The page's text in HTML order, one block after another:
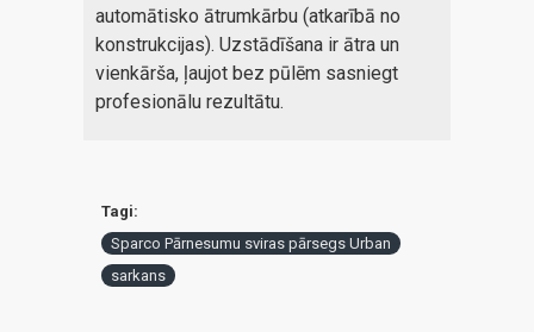
automātisko ātrumkārbu (atkarībā no
konstrukcijas). Uzstādīšana ir ātra un
vienkārša, ļaujot bez pūlēm sasniegt
profesionālu rezultātu.
Tagi:
Sparco Pārnesumu sviras pārsegs Urban
sarkans